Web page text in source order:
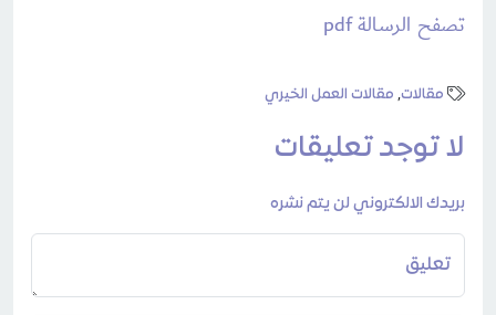
تصفح الرسالة pdf
مقالات, مقالات العمل الخيري
لا توجد تعليقات
بريدك الالكتروني لن يتم نشره
تعليق